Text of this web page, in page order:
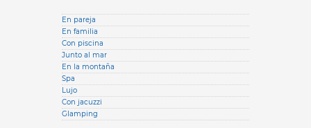
En pareja
En familia
Con piscina
Junto al mar
En la montaña
Spa
Lujo
Con jacuzzi
Glamping